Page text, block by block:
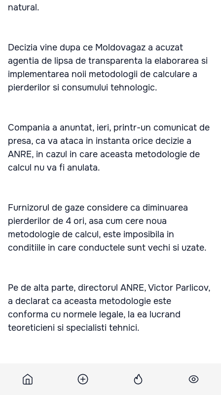
natural.
Decizia vine dupa ce Moldovagaz a acuzat
agentia de lipsa de transparenta la elaborarea si
implementarea noii metodologii de calculare a
pierderilor si consumului tehnologic.
Compania a anuntat, ieri, printr-un comunicat de
presa, ca va ataca in instanta orice decizie a
ANRE, in cazul in care aceasta metodologie de
calcul nu va fi anulata.
Furnizorul de gaze considere ca diminuarea
pierderilor de 4 ori, asa cum cere noua
metodologie de calcul, este imposibila in
conditiile in care conductele sunt vechi si uzate.
Pe de alta parte, directorul ANRE, Victor Parlicov,
a declarat ca aceasta metodologie este
conforma cu normele legale, la ea lucrand
teoreticieni si specialisti tehnici.
tarifului la gaz pentru consumatorii finali de 18,9